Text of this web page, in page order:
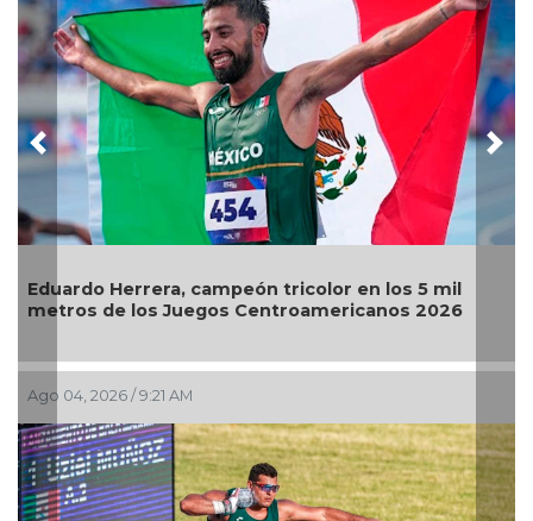
campeón tricolor en los 5 mil
Centroamericanos 2026
AM
El Águila gana
Previous